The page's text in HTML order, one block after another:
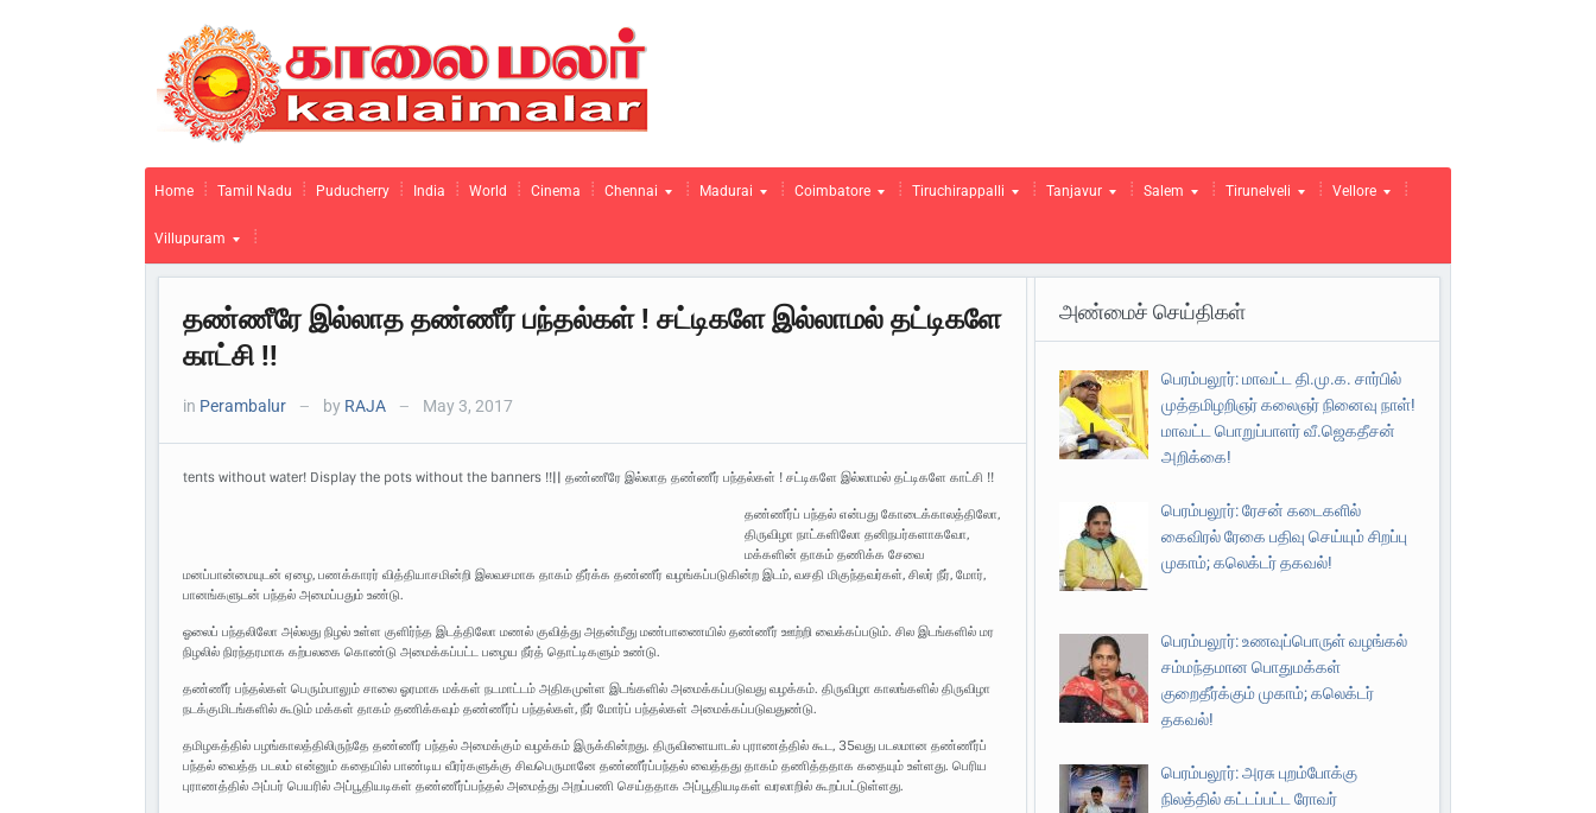
Home Tamil Nadu Puducherry India World Cinema Chennai Madurai Coimbatore Tiruchirappalli Tanjavur Salem Tirunelveli Vellore
Villupuram
தண்ணீரே இல்லாத தண்ணீர் பந்தல்கள் ! சட்டிகளே இல்லாமல் தட்டிகளே
காட்சி !!
in Perambalur — by RAJA — May 3, 2017
tents without water! Display the pots without the banners !!|| தண்ணீரே இல்லாத தண்ணீர் பந்தல்கள் ! சட்டிகளே இல்லாமல் தட்டிகளே காட்சி !!
தண்ணீர்ப் பந்தல் என்பது கோடைக்காலத்திலோ,
திருவிழா நாட்களிலோ தனிநபர்களாகவோ,
மக்களின் தாகம் தணிக்க சேவை
மனப்பான்மையுடன் ஏழை, பணக்காரர் வித்தியாசமின்றி இலவசமாக தாகம் தீர்க்க தண்ணீர் வழங்கப்படுகின்ற இடம், வசதி மிகுந்தவர்கள், சிலர் நீர், மோர்,
பானங்களுடன் பந்தல் அமைப்பதும் உண்டு.
ஓலைப் பந்தலிலோ அல்லது நிழல் உள்ள குளிர்ந்த இடத்திலோ மணல் குவித்து அதன்மீது மண்பாணையில் தண்ணீர் ஊற்றி வைக்கப்படும். சில இடங்களில் மர
நிழலில் நிரந்தரமாக கற்பலகை கொண்டு அமைக்கப்பட்ட பழைய நீர்த் தொட்டிகளும் உண்டு.
தண்ணீர் பந்தல்கள் பெரும்பாலும் சாலை ஓரமாக மக்கள் நடமாட்டம் அதிகமுள்ள இடங்களில் அமைக்கப்படுவது வழக்கம். திருவிழா காலங்களில் திருவிழா
நடக்குமிடங்களில் கூடும் மக்கள் தாகம் தணிக்கவும் தண்ணீர்ப் பந்தல்கள், நீர் மோர்ப் பந்தல்கள் அமைக்கப்படுவதுண்டு.
தமிழகத்தில் பழங்காலத்திலிருந்தே தண்ணீர் பந்தல் அமைக்கும் வழக்கம் இருக்கின்றது. திருவிளையாடல் புராணத்தில் கூட, 35வது படலமான தண்ணீர்ப்
பந்தல் வைத்த படலம் என்னும் கதையில் பாண்டிய வீரர்களுக்கு சிவபெருமானே தண்ணீர்ப்பந்தல் வைத்தது தாகம் தணித்ததாக கதையும் உள்ளது. பெரிய
புராணத்தில் அப்பர் பெயரில் அப்பூதியடிகள் தண்ணீர்ப்பந்தல் அமைத்து அறப்பணி செய்ததாக அப்பூதியடிகள் வரலாறில் கூறப்பட்டுள்ளது.
அண்மைச் செய்திகள்
பெரம்பலூர்: மாவட்ட தி.மு.க. சார்பில்
முத்தமிழறிஞர் கலைஞர் நினைவு நாள்!
மாவட்ட பொறுப்பாளர் வீ.ஜெகதீசன்
அறிக்கை!
பெரம்பலூர்: ரேசன் கடைகளில்
கைவிரல் ரேகை பதிவு செய்யும் சிறப்பு
முகாம்; கலெக்டர் தகவல்!
பெரம்பலூர்: உணவுப்பொருள் வழங்கல்
சம்மந்தமான பொதுமக்கள்
குறைதீர்க்கும் முகாம்; கலெக்டர்
தகவல்!
பெரம்பலூர்: அரசு புறம்போக்கு
நிலத்தில் கட்டப்பட்ட ரோவர்